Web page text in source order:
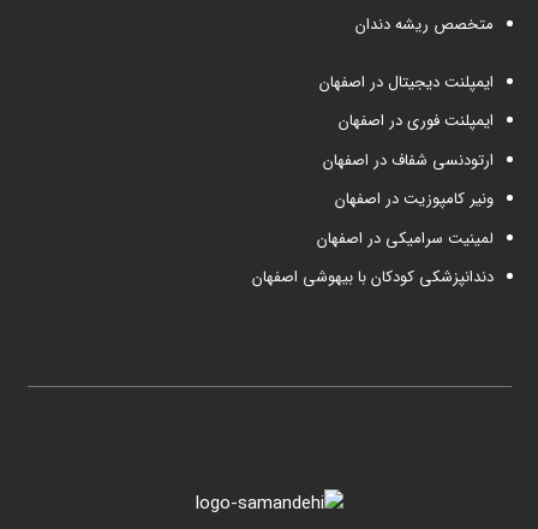
متخصص ریشه دندان
ایمپلنت دیجیتال در اصفهان
ایمپلنت فوری در اصفهان
ارتودنسی شفاف در اصفهان
ونیر کامپوزیت در اصفهان
لمینیت سرامیکی در اصفهان
دندانپزشکی کودکان با بیهوشی اصفهان